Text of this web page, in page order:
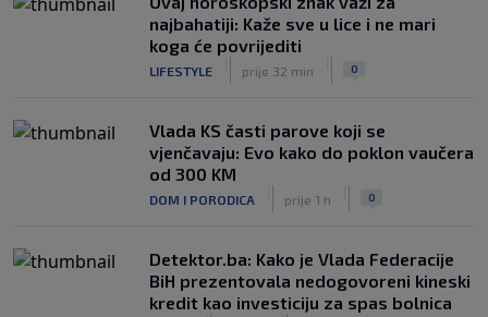
najbahatiji: Kaže sve u lice i ne mari
koga će povrijediti
LIFESTYLE prije 32 min 0
Vlada KS časti parove koji se
vjenčavaju: Evo kako do poklon vaučera
od 300 KM
DOM I PORODICA prije 1 h 0
Detektor.ba: Kako je Vlada Federacije
BiH prezentovala nedogovoreni kineski
kredit kao investiciju za spas bolnica